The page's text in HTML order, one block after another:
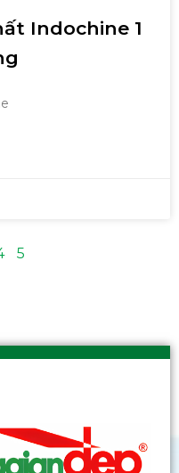
Indochine 1
5